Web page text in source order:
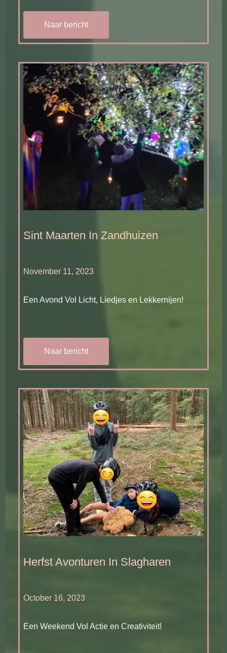
Naar bericht
Sint Maarten In Zandhuizen
November 11, 2023
Een Avond Vol Licht, Liedjes en Lekkernijen!
Naar bericht
Herfst Avonturen In Slagharen
October 16, 2023
Een Weekend Vol Actie en Creativiteit!